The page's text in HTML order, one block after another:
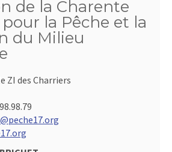
de la Charente
la Pêche et la
du Milieu
ZI des Charriers